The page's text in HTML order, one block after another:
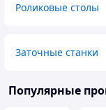
Роликовые столы
Заточные станки
Популярные